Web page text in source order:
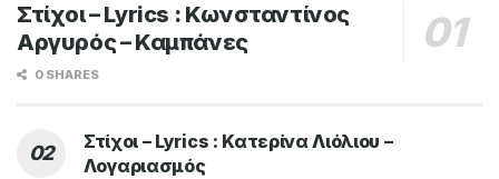
Στίχοι – Lyrics : Κωνσταντίνος
Αργυρός – Καμπάνες
0 SHARES
Στίχοι – Lyrics : Κατερίνα Λιόλιου –
Λογαριασμός